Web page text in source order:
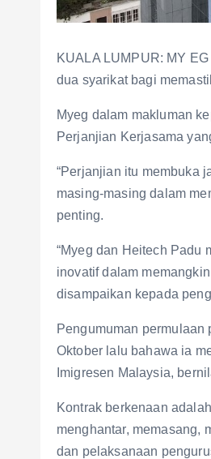
KUALA LUMPUR: MY
dua syarikat bagi
Myeg dalam makluman
Perjanjian Kerjasama
“Perjanjian itu membuka
masing-masing dalam
penting.
“Myeg dan Heitech Padu
inovatif dalam
disampaikan kepada
Pengumuman
Oktober lalu bahawa ia
Imigresen Malaysia,
Kontrak berkenaan
menghantar, memasang,
dan pelaksanaan